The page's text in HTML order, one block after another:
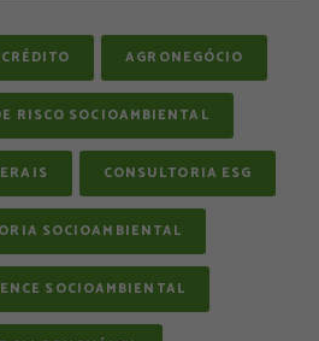
AGRONEGÓCIO
RISCO SOCIOAMBIENTAL
CONSULTORIA ESG
SOCIOAMBIENTAL
SOCIOAMBIENTAL